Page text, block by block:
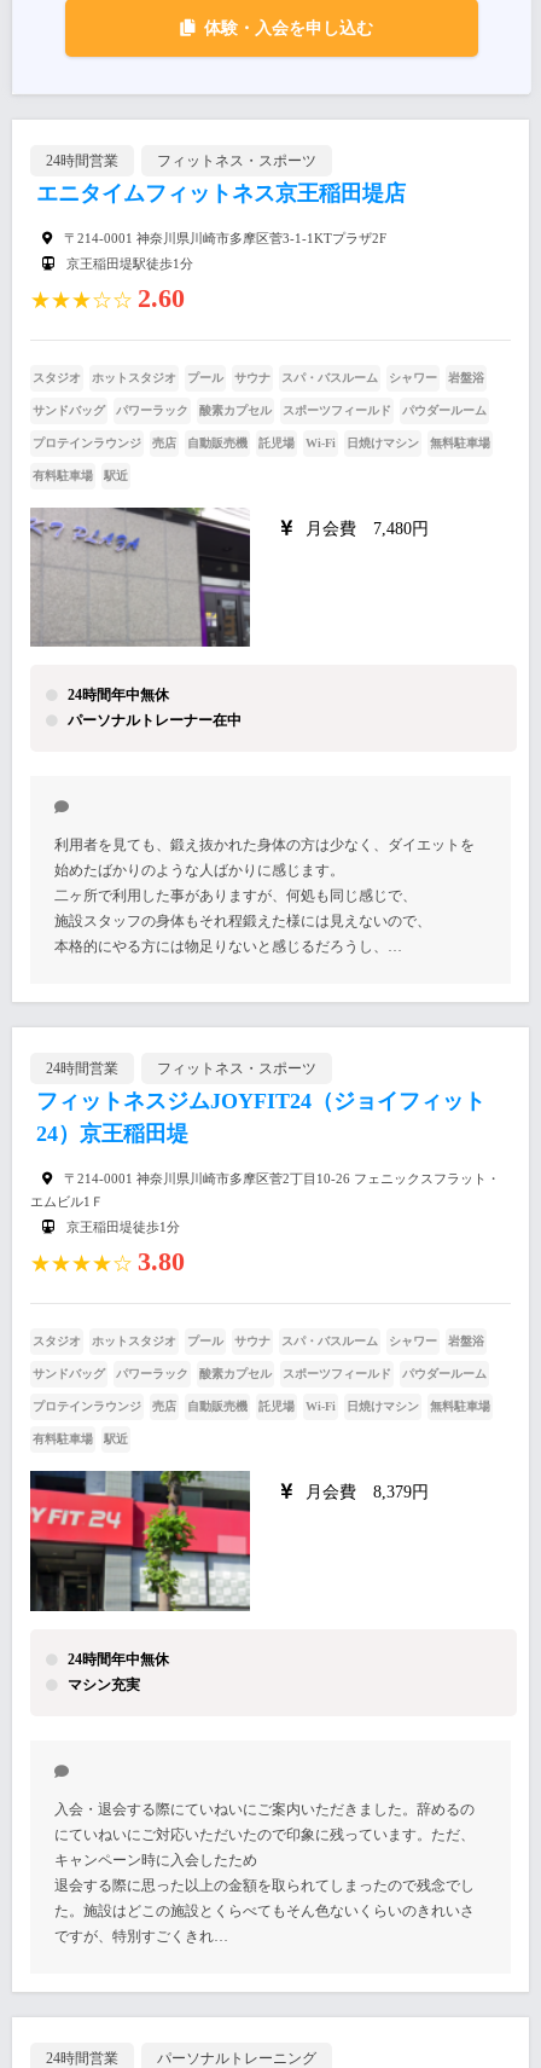
体験・入会を申し込む
24時間営業 フィットネス・スポーツ
エニタイムフィットネス京王稲田堤店
〒214-0001 神奈川県川崎市多摩区菅3-1-1KTプラザ2F
京王稲田堤駅徒歩1分
★★★☆☆ 2.60
スタジオ ホットスタジオ プール サウナ スパ・バスルーム シャワー 岩盤浴
サンドバッグ パワーラック 酸素カプセル スポーツフィールド パウダールーム
プロテインラウンジ 売店 自動販売機 託児場 Wi-Fi 日焼けマシン 無料駐車場
有料駐車場 駅近
月会費 7,480円
24時間年中無休
パーソナルトレーナー在中
利用者を見ても、鍛え抜かれた身体の方は少なく、ダイエットを
始めたばかりのような人ばかりに感じます。
二ヶ所で利用した事がありますが、何処も同じ感じで、
施設スタッフの身体もそれ程鍛えた様には見えないので、
本格的にやる方には物足りないと感じるだろうし、…
24時間営業 フィットネス・スポーツ
フィットネスジムJOYFIT24（ジョイフィット
24）京王稲田堤
〒214-0001 神奈川県川崎市多摩区菅2丁目10-26 フェニックスフラット・
エムビル1Ｆ
京王稲田堤徒歩1分
★★★★☆ 3.80
スタジオ ホットスタジオ プール サウナ スパ・バスルーム シャワー 岩盤浴
サンドバッグ パワーラック 酸素カプセル スポーツフィールド パウダールーム
プロテインラウンジ 売店 自動販売機 託児場 Wi-Fi 日焼けマシン 無料駐車場
有料駐車場 駅近
月会費 8,379円
24時間年中無休
マシン充実
入会・退会する際にていねいにご案内いただきました。辞めるの
にていねいにご対応いただいたので印象に残っています。ただ、
キャンペーン時に入会したため
退会する際に思った以上の金額を取られてしまったので残念でし
た。施設はどこの施設とくらべてもそん色ないくらいのきれいさ
ですが、特別すごくきれ…
24時間営業 パーソナルトレーニング